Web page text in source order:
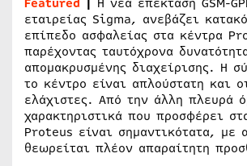
εταιρείας Sigma, ανεβάζει
επίπεδο ασφαλείας στα κέντρα
παρέχοντας ταυτόχρονα
απομακρυσμένης διαχείρισης. Η
το κέντρο είναι απλούστατη και
ελάχιστες. Από την άλλη πλευρά
χαρακτηριστικά που προσφέρει
Proteus είναι σημαντικότατα, με
θεωρείται πλέον απαραίτητη